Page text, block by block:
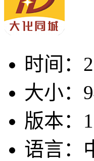
时间：
大小：
版本：
语言：